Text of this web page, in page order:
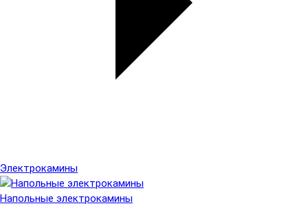
Электрокамины
Напольные электрокамины